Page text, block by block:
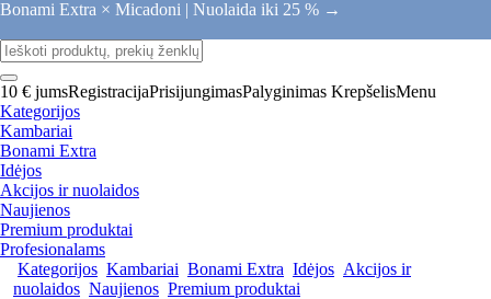
Bonami Extra × Micadoni | Nuolaida iki 25 % →
10 € jumsRegistracijaPrisijungimasPalyginimas KrepšelisMenu
Kategorijos
Kambariai
Bonami Extra
Idėjos
Akcijos ir nuolaidos
Naujienos
Premium produktai
Profesionalams
Kategorijos Kambariai Bonami Extra Idėjos Akcijos ir
nuolaidos Naujienos Premium produktai